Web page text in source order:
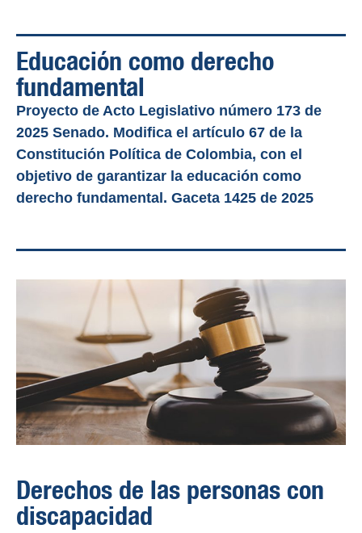
Educación como derecho
fundamental
Proyecto de Acto Legislativo número 173 de
2025 Senado. Modifica el artículo 67 de la
Constitución Política de Colombia, con el
objetivo de garantizar la educación como
derecho fundamental. Gaceta 1425 de 2025
Derechos de las personas con
discapacidad